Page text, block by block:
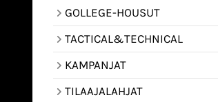
GOLLEGE-HOUSUT
TACTICAL&TECHNICAL
KAMPANJAT
TILAAJALAHJAT